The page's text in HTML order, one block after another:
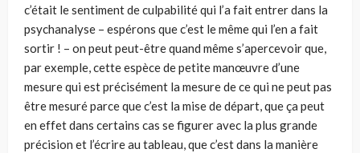
c’était le sentiment de culpabilité qui l’a fait entrer dans la
psychanalyse – espérons que c’est le même qui l’en a fait
sortir ! – on peut peut-être quand même s’apercevoir que,
par exemple, cette espèce de petite manœuvre d’une
mesure qui est précisément la mesure de ce qui ne peut pas
être mesuré parce que c’est la mise de départ, que ça peut
en effet dans certains cas se figurer avec la plus grande
précision et l’écrire au tableau, que c’est dans la manière